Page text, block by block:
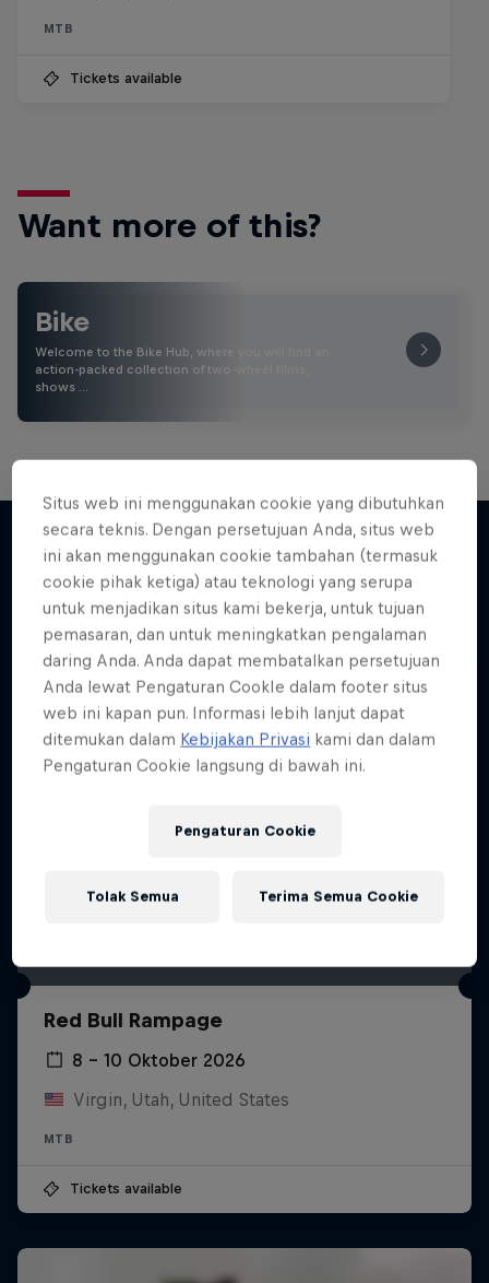
MTB
Tickets available
Want more of this?
Bike
Welcome to the Bike Hub, where you will find an
action-packed collection of two-wheel films,
shows …
Lebih banyak seperti ini
Red Bull Rampage
8 – 10 Oktober 2026
Virgin, Utah, United States
MTB
Tickets available
Situs web ini menggunakan cookie yang dibutuhkan
secara teknis. Dengan persetujuan Anda, situs web
ini akan menggunakan cookie tambahan (termasuk
cookie pihak ketiga) atau teknologi yang serupa
untuk menjadikan situs kami bekerja, untuk tujuan
pemasaran, dan untuk meningkatkan pengalaman
daring Anda. Anda dapat membatalkan persetujuan
Anda lewat Pengaturan CookIe dalam footer situs
web ini kapan pun. Informasi lebih lanjut dapat
ditemukan dalam Kebijakan Privasi kami dan dalam
Pengaturan Cookie langsung di bawah ini.
Pengaturan Cookie
Tolak Semua Terima Semua Cookie